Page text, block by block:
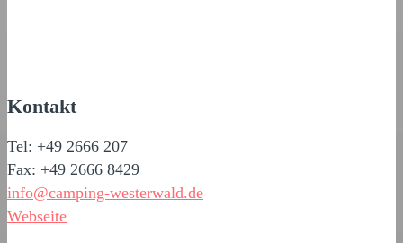
Kontakt
Tel: +49 2666 207
Fax: +49 2666 8429
info@camping-westerwald.de
Webseite